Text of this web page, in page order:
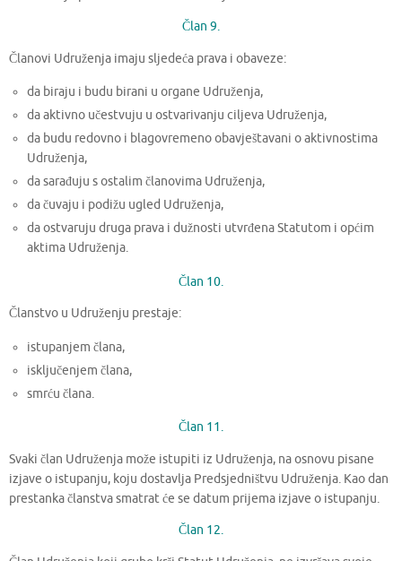
Član 9.
Članovi Udruženja imaju sljedeća prava i obaveze:
da biraju i budu birani u organe Udruženja,
da aktivno učestvuju u ostvarivanju ciljeva Udruženja,
da budu redovno i blagovremeno obavještavani o aktivnostima
Udruženja,
da sarađuju s ostalim članovima Udruženja,
da čuvaju i podižu ugled Udruženja,
da ostvaruju druga prava i dužnosti utvrđena Statutom i općim
aktima Udruženja.
Član 10.
Članstvo u Udruženju prestaje:
istupanjem člana,
isključenjem člana,
smrću člana.
Član 11.
Svaki član Udruženja može istupiti iz Udruženja, na osnovu pisane
izjave o istupanju, koju dostavlja Predsjedništvu Udruženja. Kao dan
prestanka članstva smatrat će se datum prijema izjave o istupanju.
Član 12.